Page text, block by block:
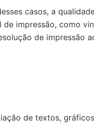
casos, a
impressão, como
de impressão
de textos,